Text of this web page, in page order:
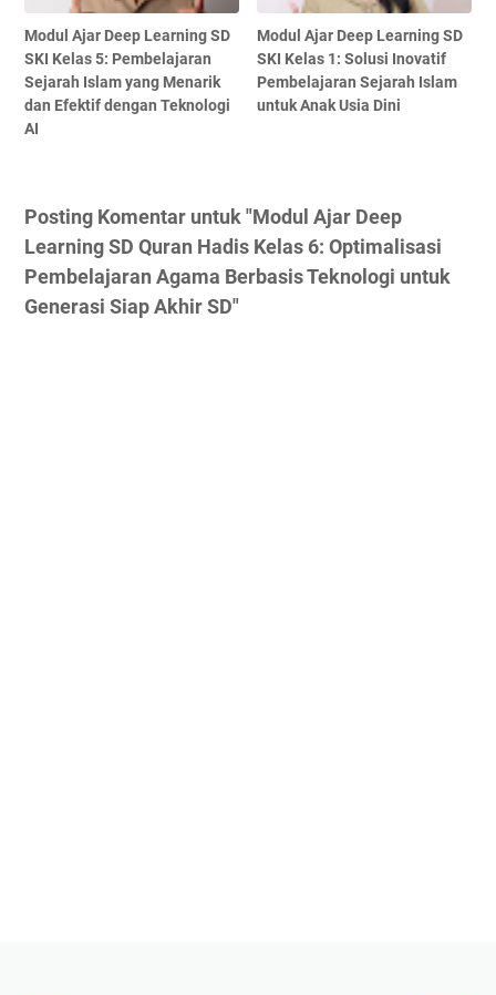
Modul Ajar Deep Learning SD
SKI Kelas 5: Pembelajaran
Sejarah Islam yang Menarik
dan Efektif dengan Teknologi
AI
Modul Ajar Deep Learning SD
SKI Kelas 1: Solusi Inovatif
Pembelajaran Sejarah Islam
untuk Anak Usia Dini
Posting Komentar untuk "Modul Ajar Deep
Learning SD Quran Hadis Kelas 6: Optimalisasi
Pembelajaran Agama Berbasis Teknologi untuk
Generasi Siap Akhir SD"